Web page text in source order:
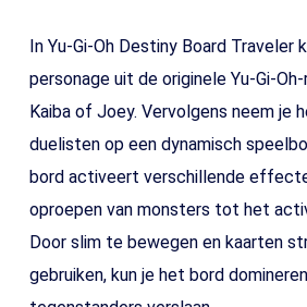
In Yu-Gi-Oh Destiny Board Traveler
personage uit de originele Yu-Gi-
Kaiba of Joey. Vervolgens neem je
duelisten op een dynamisch
bord activeert verschillende
oproepen van monsters tot het
Door slim te bewegen en kaarten
gebruiken, kun je het bord